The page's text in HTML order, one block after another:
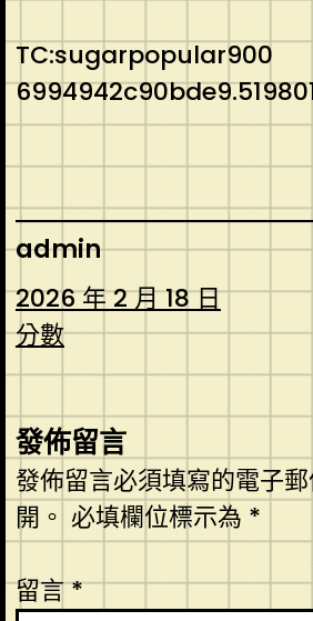
TC:sugarpopular900
admin
2026 年 2 月 18 日
分數
發佈留言
發佈留言必須填寫的電子
開。 必填欄位標示為 *
留言*